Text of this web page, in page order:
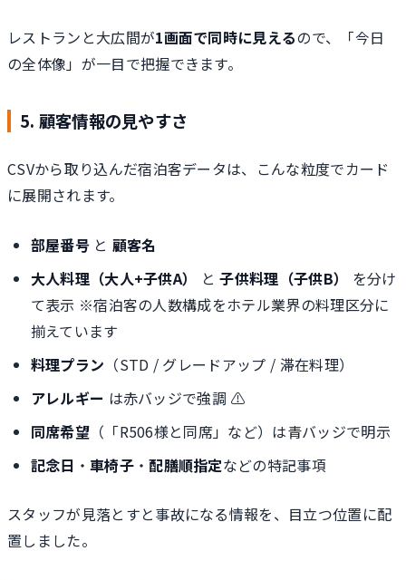
レストランと大広間が1画面で同時に見えるので、「今日
の全体像」が一目で把握できます。
5. 顧客情報の見やすさ
CSVから取り込んだ宿泊客データは、こんな粒度でカード
に展開されます。
部屋番号と 顧客名
大人料理（大人+子供A）
と子供料理（子供B）
を分け
て表示 ※宿泊客の人数構成をホテル業界の料理区分に
揃えています
料理プラン （STD / グレードアップ / 滞在料理）
アレルギー は赤バッジで強調 ⚠
同席希望（「R506様と同席」など）は青バッジで明示
記念日 ・ 車椅子・配膳順指定などの特記事項
スタッフが見落とすと事故になる情報を、目立つ位置に配
置しました。